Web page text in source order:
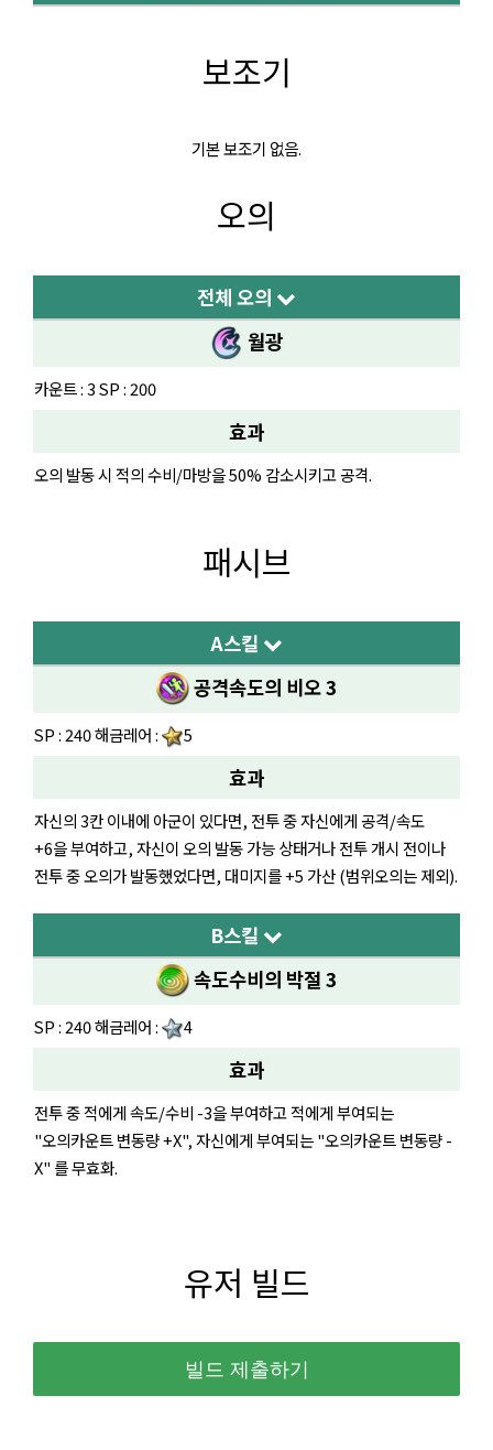
보조기
기본 보조기 없음.
오의
전체 오의
월광
카운트 : 3 SP : 200
효과
오의 발동 시 적의 수비/마방을 50% 감소시키고 공격.
패시브
A스킬
공격속도의 비오 3
SP : 240 해금레어 : 5
효과
자신의 3칸 이내에 아군이 있다면, 전투 중 자신에게 공격/속도
+6을 부여하고, 자신이 오의 발동 가능 상태거나 전투 개시 전이나
전투 중 오의가 발동했었다면, 대미지를 +5 가산 (범위오의는 제외).
B스킬
속도수비의 박절 3
SP : 240 해금레어 : 4
효과
전투 중 적에게 속도/수비 -3을 부여하고 적에게 부여되는
"오의카운트 변동량 +X", 자신에게 부여되는 "오의카운트 변동량 -
X" 를 무효화.
유저 빌드